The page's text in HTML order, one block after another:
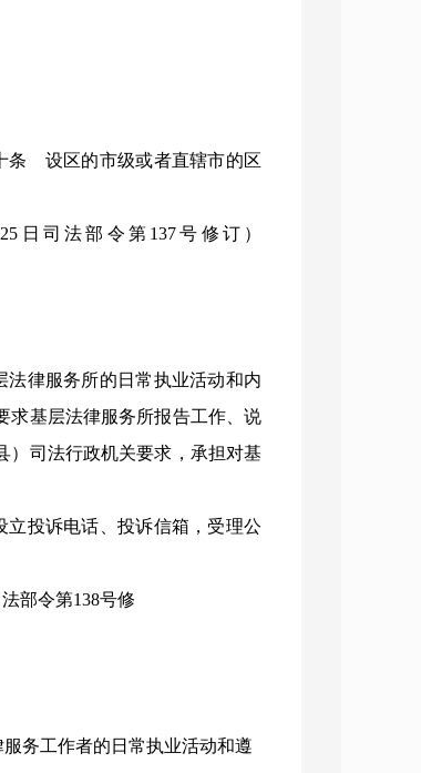
条 设区的市级或者直辖市的区
日司法部令第137号修订）
律服务所的日常执业活动和内
求基层法律服务所报告工作、说
）司法行政机关要求，承担对基
投诉电话、投诉信箱，受理公
部令第138号修
务工作者的日常执业活动和遵